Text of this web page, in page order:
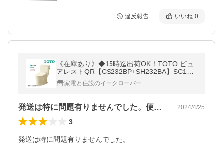
違反報告 いいね 0
《在庫あり》◆15時迄出荷OK！TOTO ピュ
アレストQR【CS232BP+SH232BA】SC1パ
ステルアイボリー 一般地 壁排水 排水芯120
mm 手洗なし
家電と住設のイークローバー
発送は特に問題有りませんでした。便器の… 2024/4/25
3
発送は特に問題有りませんでした。